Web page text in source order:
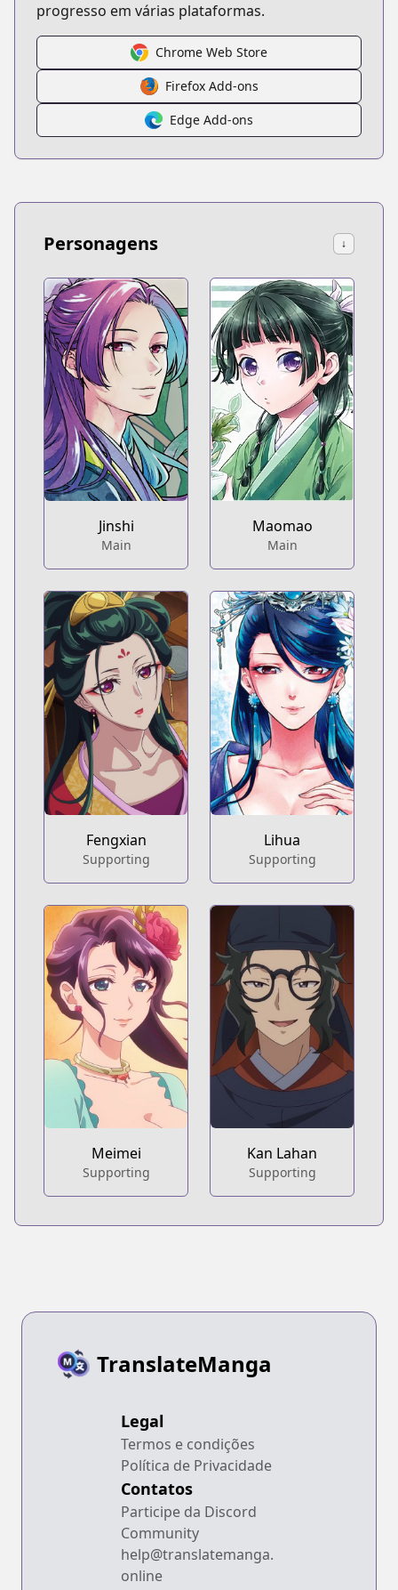
progresso em várias plataformas.
Chrome Web Store
Firefox Add-ons
Edge Add-ons
Personagens ↓
Jinshi
Main
Maomao
Main
Fengxian
Supporting
Lihua
Supporting
Meimei
Supporting
Kan Lahan
Supporting
TranslateManga
Legal
Termos e condições
Política de Privacidade
Contatos
Participe da Discord
Community
help@translatemanga.
online